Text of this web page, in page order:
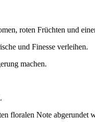
roten Früchten und
und Finesse verleihen.
machen.
floralen Note abgerundet